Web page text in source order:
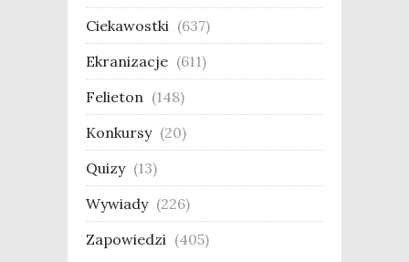
Ciekawostki (637)
Ekranizacje (611)
Felieton (148)
Konkursy (20)
Quizy (13)
Wywiady (226)
Zapowiedzi (405)